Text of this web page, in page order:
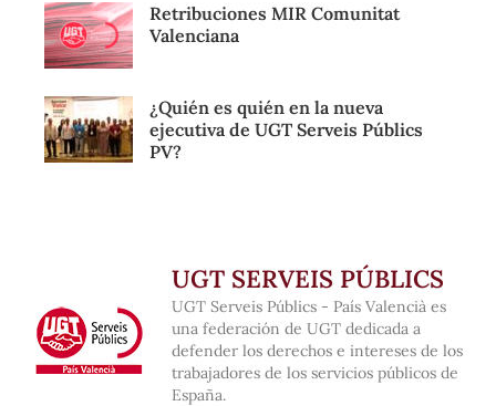
Retribuciones MIR Comunitat
Valenciana
¿Quién es quién en la nueva
ejecutiva de UGT Serveis Públics
PV?
UGT SERVEIS PÚBLICS
UGT Serveis Públics - País Valencià es
una federación de UGT dedicada a
defender los derechos e intereses de los
trabajadores de los servicios públicos de
España.